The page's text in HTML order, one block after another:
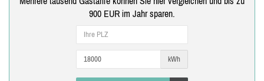
900 EUR im Jahr sparen.
kWh